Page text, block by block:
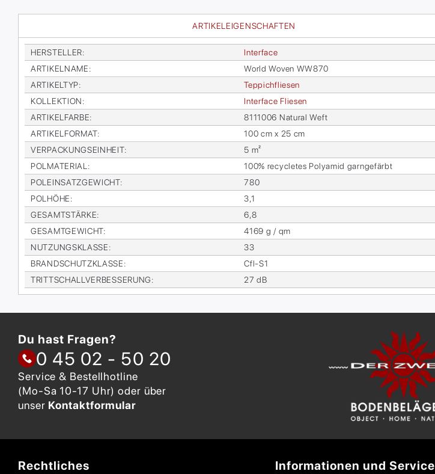
ARTIKELEIGENSCHAFTEN
HER­STEL­LER:
In­ter­face
AR­TI­KEL­NA­ME:
World Wo­ven WW870
AR­TI­KEL­TYP:
Tep­pich­flie­sen
KOL­LEK­TI­ON:
In­ter­face Flie­sen
AR­TI­KEL­FAR­BE:
8111006 Na­tu­ral Weft
AR­TI­KEL­FOR­MAT:
100 cm x 25 cm
VER­PA­CKUNGS­EIN­HEIT:
5 m²
POL­MA­TE­RI­AL:
100% re­cy­cle­tes Po­ly­amid garn­ge­färbt
POL­EIN­SATZ­GE­WICHT:
780
POL­HÖ­HE:
3,1
GE­SAMT­STÄR­KE:
6,8
GE­SAMT­GE­WICHT:
4169 g / qm
NUT­ZUNGS­KLAS­SE:
33
BRAND­SCHUTZ­KLAS­SE:
Cfl-S1
TRITT­SCHALL­VER­BES­SE­RUNG: 27 dB
Du hast Fragen?
0 45 02 - 50 20
Service & Bestellhotline
(Mo-Sa 10-17 Uhr) oder über
unser Kontaktformular
Rechtliches Informationen und Service